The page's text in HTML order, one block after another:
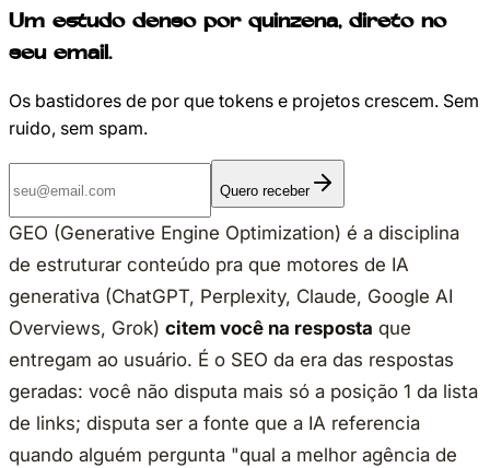
Um estudo denso por quinzena, direto no
seu email.
Os bastidores de por que tokens e projetos crescem. Sem
ruido, sem spam.
Quero receber
GEO (Generative Engine Optimization) é a disciplina
de estruturar conteúdo pra que motores de IA
generativa (ChatGPT, Perplexity, Claude, Google AI
Overviews, Grok) citem você na resposta que
entregam ao usuário. É o SEO da era das respostas
geradas: você não disputa mais só a posição 1 da lista
de links; disputa ser a fonte que a IA referencia
quando alguém pergunta "qual a melhor agência de